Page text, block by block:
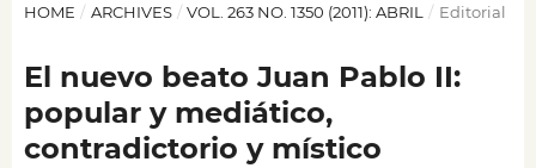
HOME / ARCHIVES / VOL. 263 NO. 1350 (2011): ABRIL / Editorial
El nuevo beato Juan Pablo II:
popular y mediático,
contradictorio y místico